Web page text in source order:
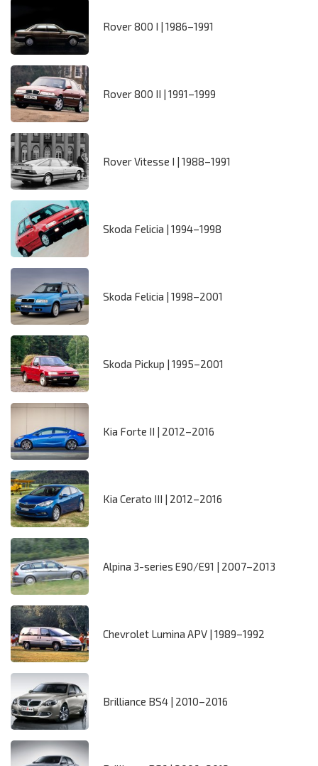
Rover 800 I | 1986–1991
Rover 800 II | 1991–1999
Rover Vitesse I | 1988–1991
Skoda Felicia | 1994–1998
Skoda Felicia | 1998–2001
Skoda Pickup | 1995–2001
Kia Forte II | 2012–2016
Kia Cerato III | 2012–2016
Alpina 3-series E90/E91 | 2007–2013
Chevrolet Lumina APV | 1989–1992
Brilliance BS4 | 2010–2016